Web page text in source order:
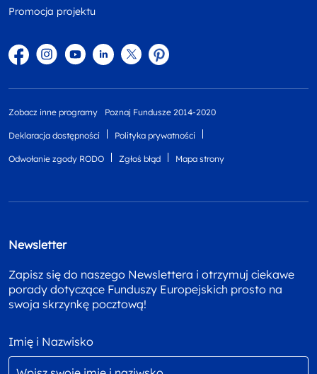
Promocja projektu
FacebookInstagram
YouTubeLinkedintwitterPinterest
Zobacz inne programy Poznaj Fundusze 2014-2020
Deklaracja dostępności Polityka prywatności
Odwołanie zgody RODO Zgłoś błąd Mapa strony
Newsletter
Zapisz się do naszego Newslettera i otrzymuj ciekawe
porady dotyczące Funduszy Europejskich prosto na
swoja skrzynkę pocztową!
Imię i Nazwisko